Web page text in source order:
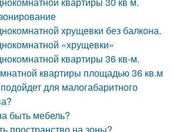
хрущевки без балкона.
«хрущевки»
квартиры 36 кв-м.
квартиры площадью 36 кв.м
для малогабаритного
быть мебель?